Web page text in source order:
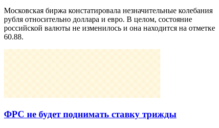
Московская биржа констатировала незначительные колебания
рубля относительно доллара и евро. В целом, состояние
российской валюты не изменилось и она находится на отметке
60.88.
ФРС не будет поднимать ставку трижды